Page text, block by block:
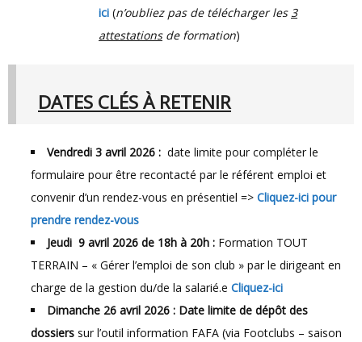
ici (n’oubliez pas de télécharger les3
attestationsde formation)
DATES CLÉS À RETENIR
Vendredi 3 avril 2026 : date limite pour compléter le
formulaire pour être recontacté par le référent emploi et
convenir d’un rendez-vous en présentiel => Cliquez-ici pour
prendre rendez-vous
Jeudi 9 avril 2026 de 18h à 20h : Formation TOUT
TERRAIN – « Gérer l’emploi de son club » par le dirigeant en
charge de la gestion du/de la salarié.e Cliquez-ici
Dimanche 26 avril 2026 : Date limite de dépôt des
dossiers sur l’outil information FAFA (via Footclubs – saison